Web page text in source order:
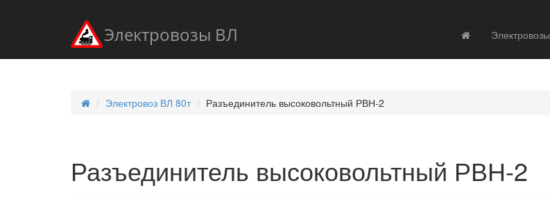
Электровозы ВЛ Электровозы
Электровоз ВЛ 80т Разъединитель высоковольтный РВН-2
Разъединитель высоковольтный РВН-2